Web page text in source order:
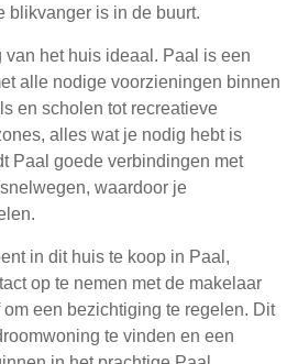
blikvanger is in de buurt.
het huis ideaal. Paal is een
alle nodige voorzieningen binnen
en scholen tot recreatieve
alles wat je nodig hebt is
Paal goede verbindingen met
waardoor je
in dit huis te koop in Paal,
op te nemen met de makelaar
een bezichtiging te regelen. Dit
te vinden en een